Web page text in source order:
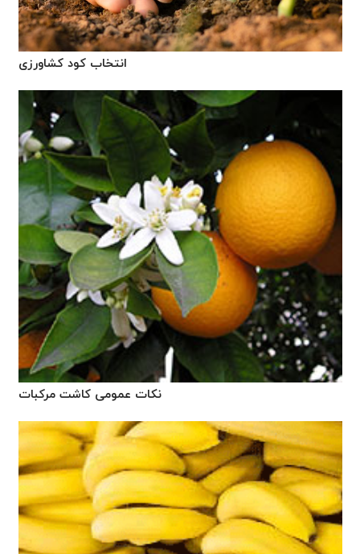
انتخاب کود کشاورزی
نکات عمومی کاشت مرکبات